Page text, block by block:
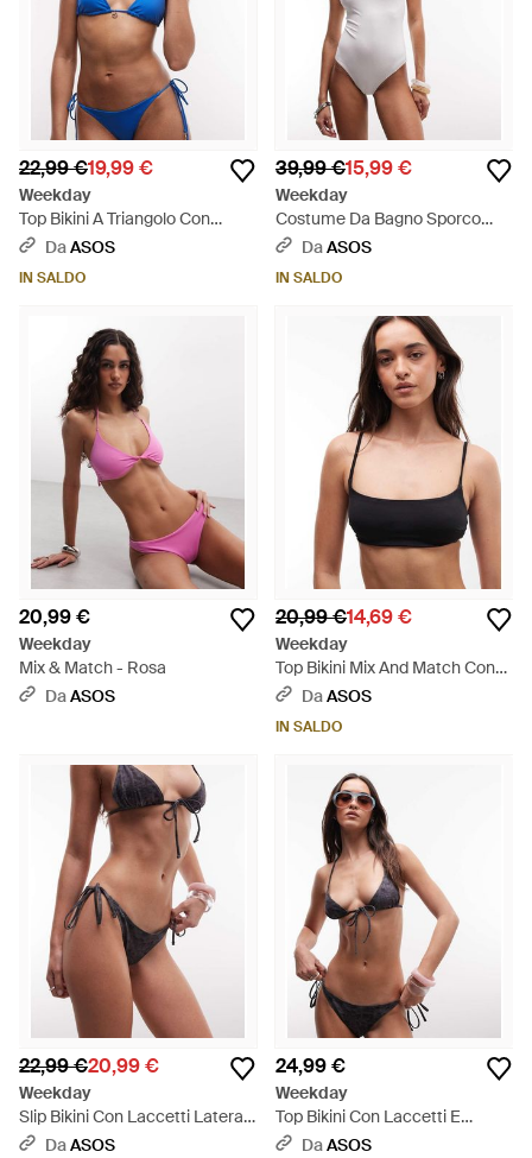
22,99 €19,99 €
Weekday
Top Bikini A Triangolo Con
Charm - Blu
DaASOS
IN SALDO
39,99 €15,99 €
Weekday
Costume Da Bagno Sporco
Con Incrocio Sul Retro E
DaASOS
IN SALDO
20,99 €
Weekday
Mix & Match - Rosa
DaASOS
20,99 €14,69 €
Weekday
Top Bikini Mix And Match Con
Scollo Squadrato - Nero
DaASOS
IN SALDO
22,99 €20,99 €
Weekday
Slip Bikini Con Laccetti Laterali
E Stampa Coccodrillo Antracite
DaASOS
24,99 €
Weekday
Top Bikini Con Laccetti E
Stampa Coccodrillo Antracite -
DaASOS